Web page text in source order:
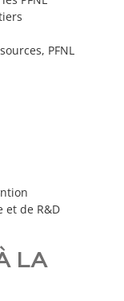
PFNL
et de R&D
LA